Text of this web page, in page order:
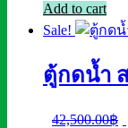
Add to cart
Sale!
ตู้กดน้ำ
42,500.00฿